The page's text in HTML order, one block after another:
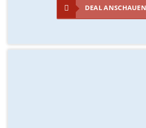
DEAL ANSCHAUEN